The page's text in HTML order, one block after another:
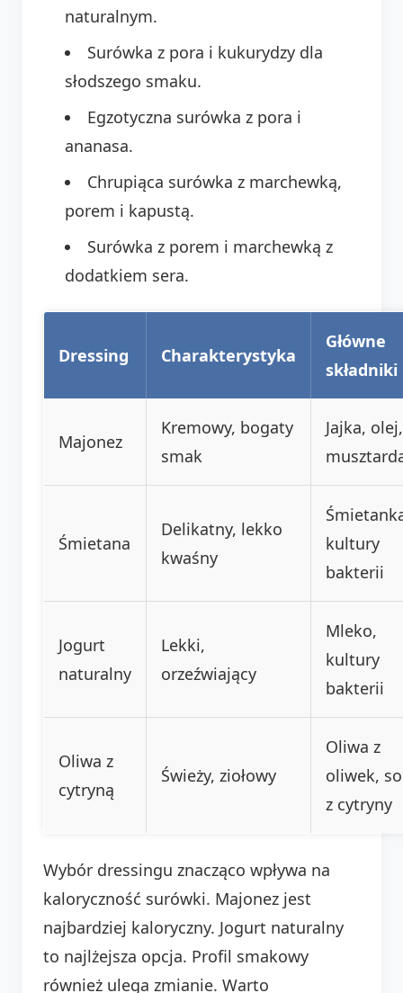
naturalnym.
Surówka z pora i kukurydzy dla
słodszego smaku.
Egzotyczna surówka z pora i
ananasa.
Chrupiąca surówka z marchewką,
porem i kapustą.
Surówka z porem i marchewką z
dodatkiem sera.
Dressing Charakterystyka
Główne
składniki
Majonez
Kremowy, bogaty
smak
Jajka, olej,
Śmietana
Delikatny, lekko
kwaśny
kultury
bakterii
Jogurt
naturalny
Lekki,
orzeźwiający
Mleko,
kultury
bakterii
Oliwa z
cytryną
Świeży, ziołowy
Oliwa z
oliwek,
z cytryny
Wybór dressingu znacząco wpływa na
kaloryczność surówki. Majonez jest
najbardziej kaloryczny. Jogurt naturalny
to najlżejsza opcja. Profil smakowy
również ulega zmianie. Warto